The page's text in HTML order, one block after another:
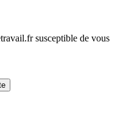
susceptible de vous